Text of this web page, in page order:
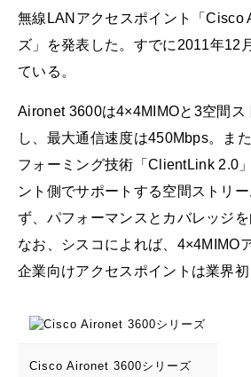
無線LANアクセスポイント「Cisco
ズ」を発表した。すでに2011年12
ている。
Aironet 3600は4×4MIMOと3空間ス
し、最大通信速度は450Mbps。ま
フォーミング技術「ClientLink 2.0
ント側でサポートする空間ストリ
ず、パフォーマンスとカバレッジを
なお、シスコによれば、4×4MIMO
企業向けアクセスポイントは業界初
Cisco Aironet 3600シリーズ